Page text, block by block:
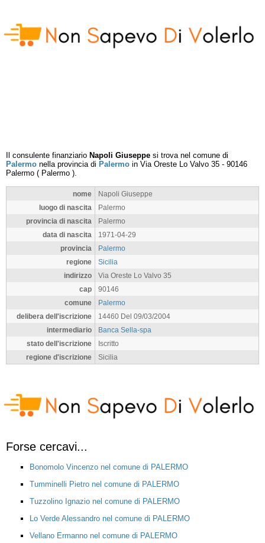
Il consulente finanziario Napoli Giuseppe si trova nel comune di
Palermo nella provincia di Palermo in Via Oreste Lo Valvo 35 - 90146
Palermo ( Palermo ).
nome
Napoli Giuseppe
luogo di nascita
Palermo
provincia di nascita
Palermo
data di nascita
1971-04-29
provincia
Palermo
regione
Sicilia
indirizzo
Via Oreste Lo Valvo 35
cap
90146
comune
Palermo
delibera dell'iscrizione
14460 Del 09/03/2004
intermediario
Banca Sella-spa
stato dell'iscrizione
Iscritto
regione d'iscrizione
Sicilia
Forse cercavi...
Bonomolo Vincenzo nel comune di PALERMO
Tumminelli Pietro nel comune di PALERMO
Tuzzolino Ignazio nel comune di PALERMO
Lo Verde Alessandro nel comune di PALERMO
Vellano Ermanno nel comune di PALERMO